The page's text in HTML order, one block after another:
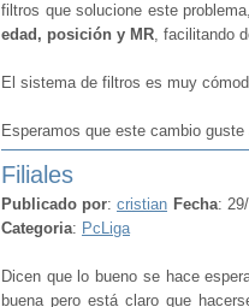
filtros que solucione este
edad, posición y MR, facilitando
El sistema de filtros es muy
Esperamos que este cambio
Filiales
Publicado por: cristian Fecha:
Categoria: PcLiga
Dicen que lo bueno se hace
buena pero está claro que